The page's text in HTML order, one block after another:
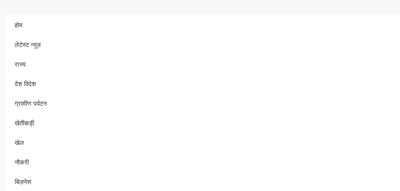
होम
लेटेस्ट न्यूज़
राज्य
देश विदेश
ग्रामीण पर्यटन
खेतीबाड़ी
खेल
नौकरी
बिज़नेस